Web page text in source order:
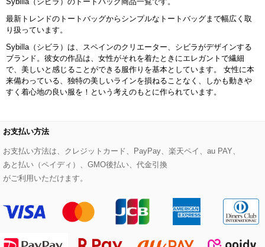
MK MICHEL KLEIN BAG
HIROKO KOSHINO
re:edition project 165
HIROKO BIS GRANDE
その他のジャケット・スーツ
ノーカラーコート
ライダースジャケット
デニムジャケット
ダウンジャケット・コート
財布・名刺入れ・ケース
ハンカチ・バンダナ
手袋
チャーム・ストラップ
ポーチ
傘・日傘
アイウェア
レッグウェア
その他のアクセサリー
クラッチバッグ
バックパック・リュック
ボディバッグ・メッセンジャーバッグ
トラベルバッグ
その他のバッグ
ブーツ・ブーティー
フラットシューズ
ローファー
ドレスシューズ
その他のシューズ
オーキッド・胡蝶蘭
カサブランカ・カラー
ラナンキュラス
ポプリアレンジ＆フレグランス
その他のアートフラワー
最新トレンドのトートバッグからシンプルなトートバッグまで幅広く取
り扱っています。
Sybilla（シビラ）は、スペインのクリエーター、シビラがデザインする
ブランド。彼女の作品は、女性がそれを着たときにエレガントで繊細
で、美しいと感じることができる服作りを基本としています。 女性に本
来備わっている、独特の美しいラインを損ねることなく、しかも動きや
すく着心地の良い服を！という考えのもとに作られています。
お支払い方法
お支払い方法は、クレジットカード、PayPay、楽天ペイ、au PAY、
あと払い（ペイディ）、GMO後払い、代金引換
がご利用いただけます。